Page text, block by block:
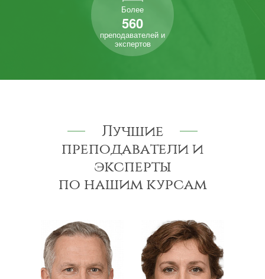
Более
560
преподавателей и
экспертов
Лучшие
преподаватели и
эксперты
по нашим курсам